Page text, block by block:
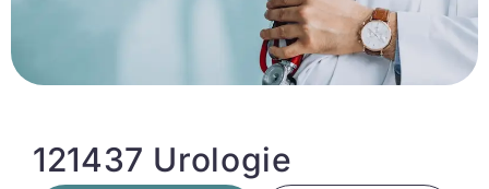
121437 Urologie